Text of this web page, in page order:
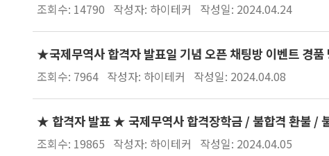
조회수: 14790 작성자: 하이테커 작성일: 2024.04.24
★국제무역사 합격자 발표일 기념 오픈 채팅방 이벤트 경
조회수: 7964 작성자: 하이테커 작성일: 2024.04.08
★ 합격자 발표 ★ 국제무역사 합격장학금 / 불합격 환불 /
조회수: 19865 작성자: 하이테커 작성일: 2024.04.05